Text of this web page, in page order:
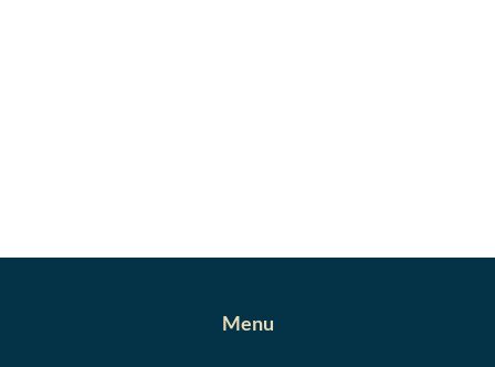
Menu